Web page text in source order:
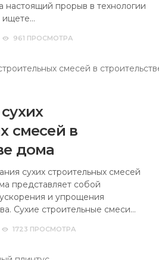
настоящий прорыв в технологии
ищете…
961 ПРОСМОТРА
смесей в
дома
сухих строительных смесей
представляет собой
и упрощения
Сухие строительные смеси…
1723 ПРОСМОТРА